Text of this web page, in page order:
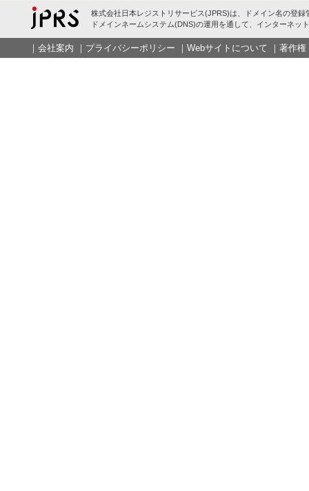
株式会社日本レジストリサービス(JPRS)は、ドメイン名の登録
ドメインネームシステム(DNS)の運用を通して、インターネッ
｜ 会社案内 ｜ プライバシーポリシー ｜ Webサイトについて ｜ 著作権